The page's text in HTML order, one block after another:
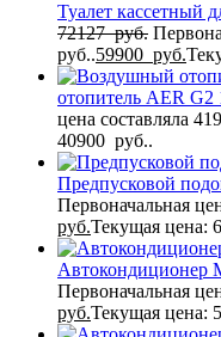
Туалет кассетный
72127руб.
руб..59900 руб.
отопитель AER G2
цена составляла
40900 руб..
Предпусковой
Первоначальная
руб.Текущая цена:
Автокондиционер
Первоначальная
руб.Текущая цена: